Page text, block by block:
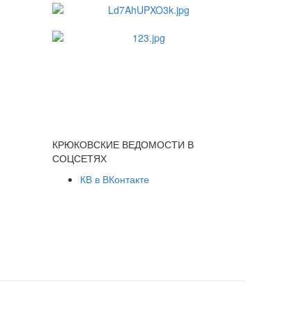
КРЮКОВСКИЕ ВЕДОМОСТИ В
СОЦСЕТЯХ
КВ в ВКонтакте